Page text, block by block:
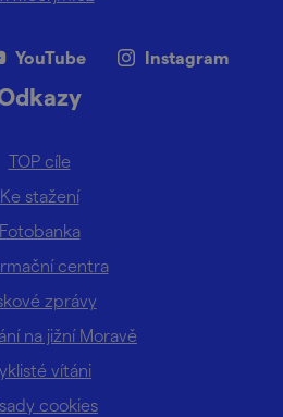
YouTube Instagram
TOP cíle
Ke stažení
Fotobanka
centra
zprávy
na jižní Moravě
vítáni
cookies